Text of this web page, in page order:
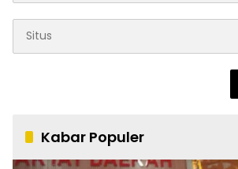
Kabar Populer